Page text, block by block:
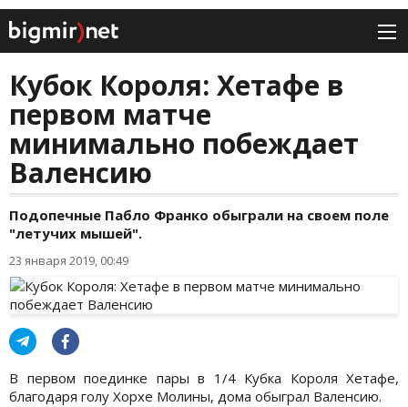
Кубок Короля: Хетафе в
первом матче
минимально побеждает
Валенсию
Подопечные Пабло Франко обыграли на своем поле
"летучих мышей".
23 января 2019, 00:49
В первом поединке пары в 1/4 Кубка Короля Хетафе,
благодаря голу Хорхе Молины, дома обыграл Валенсию.